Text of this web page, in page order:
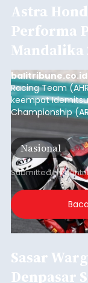
Astra
Performa
Mandalika
Racing Team
keempat Idemitsu
Championship
berlangsung di
International
Barat, pada 7–9
Nasional
Submitted by
Sasar
Denpasar